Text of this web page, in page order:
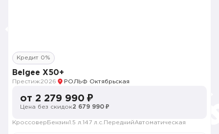
Кредит 0%
Belgee X50+
Престиж2026 РОЛЬФ Октябрьская
от 2 279 990 ₽
Цена без скидок2 679 990 ₽
Кроссовер Бензин1.5 л. 147 л.с. ПереднийАвтоматическая